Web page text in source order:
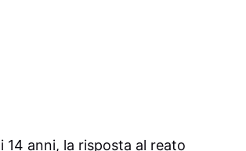
14 anni, la risposta al reato